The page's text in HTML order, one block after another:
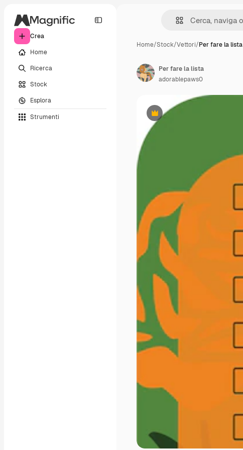
Crea
Home
Ricerca
Stock
Esplora
Strumenti
Home/Stock/Vettori/Per fare la lista
Premium
Per fare la lista
adorablepaws0